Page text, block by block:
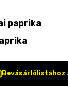
paprika
Bevásárlólistához